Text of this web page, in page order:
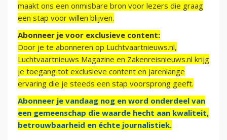
maakt ons een onmisbare bron voor lezers die graag
een stap voor willen blijven.
Abonneer je voor exclusieve content:
Door je te abonneren op Luchtvaartnieuws.nl,
Luchtvaartnieuws Magazine en Zakenreisnieuws.nl krijg
je toegang tot exclusieve content en jarenlange
ervaring die je steeds een stap voorsprong geeft.
Abonneer je vandaag nog en word onderdeel van
een gemeenschap die waarde hecht aan kwaliteit,
betrouwbaarheid en échte journalistiek.